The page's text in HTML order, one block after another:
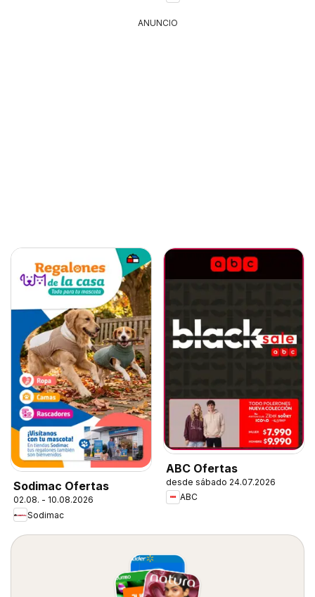
ANUNCIO
Sodimac Ofertas
02.08. - 10.08.2026
Sodimac
ABC Ofertas
desde sábado 24.07.2026
ABC